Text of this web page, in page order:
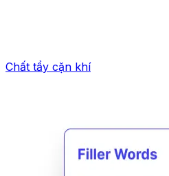
Chất tẩy cặn khí